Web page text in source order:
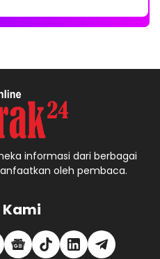
informasi dari berbagai
oleh pembaca.